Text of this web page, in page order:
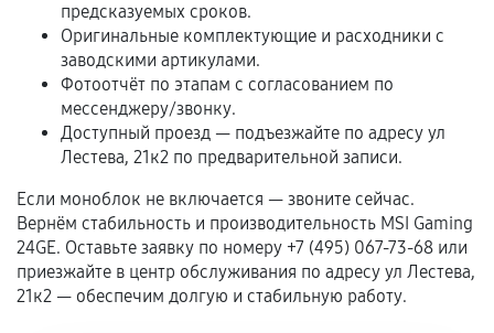
Программные сбои, если это не указано в
отдельных условиях.
Если комплектующие куплены
самостоятельно
Гарантия на выполненные работы может
сохраняться полностью или частично, если
соблюдены следующие условия:
Предоставленные детали подходят по
предсказуемых сроков.
Оригинальные комплектующие и расходники с
заводскими артикулами.
Фотоотчёт по этапам с согласованием по
мессенджеру/звонку.
Доступный проезд — подъезжайте по адресу ул
Лестева, 21к2 по предварительной записи.
Если моноблок не включается — звоните сейчас.
Вернём стабильность и производительность MSI Gaming
24GE. Оставьте заявку по номеру +7 (495) 067-73-68 или
приезжайте в центр обслуживания по адресу ул Лестева,
21к2 — обеспечим долгую и стабильную работу.